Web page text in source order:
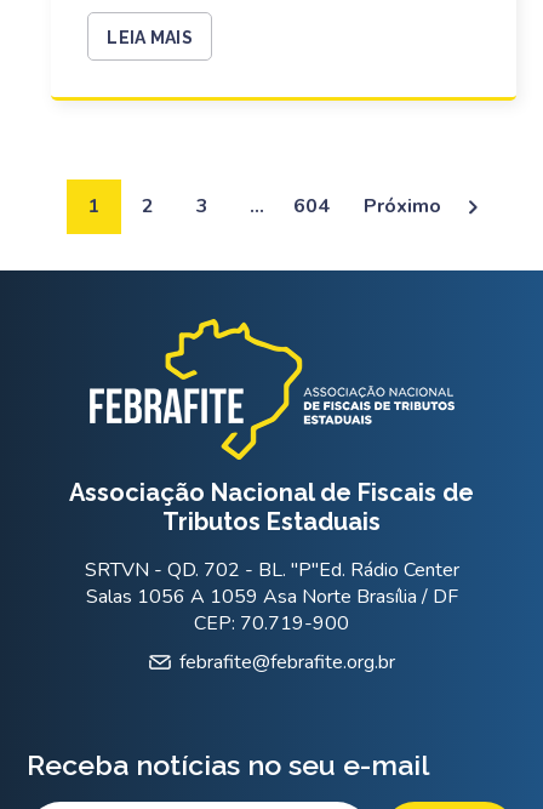
LEIA MAIS
1 2 3 … 604 Próximo
Associação Nacional de Fiscais de
Tributos Estaduais
SRTVN - QD. 702 - BL. "P"Ed. Rádio Center
Salas 1056 A 1059 Asa Norte Brasília / DF
CEP: 70.719-900
febrafite@febrafite.org.br
Receba notícias no seu e-mail